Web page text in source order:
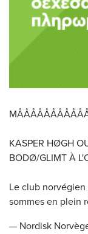
KASPER HØGH
BODØ/GLIMT À
Le club
sommes en plein
— Nordisk